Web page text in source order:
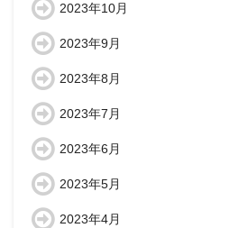
2023年10月
2023年9月
2023年8月
2023年7月
2023年6月
2023年5月
2023年4月